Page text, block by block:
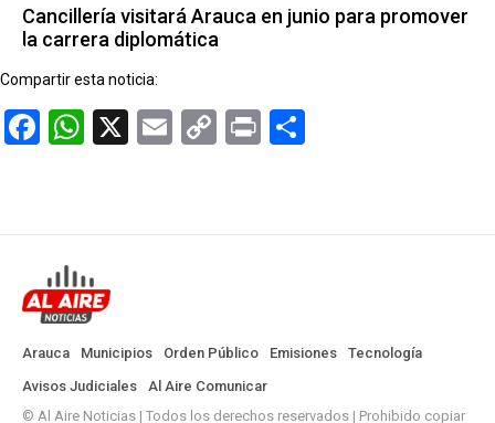
Cancillería visitará Arauca en junio para promover
la carrera diplomática
Compartir esta noticia:
Facebook
WhatsApp
X EmailCopy
Print
Arauca Municipios Orden Público Emisiones
Tecnología
Avisos Judiciales
Al Aire Comunicar
© Al Aire Noticias | Todos los derechos reservados | Prohibido copiar